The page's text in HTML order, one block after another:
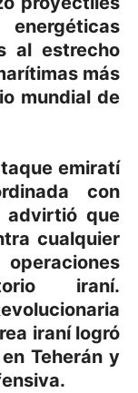
al estrecho
más
mundial de
emiratí
con
advirtió que
cualquier
iraní.
iraní logró
Teherán y